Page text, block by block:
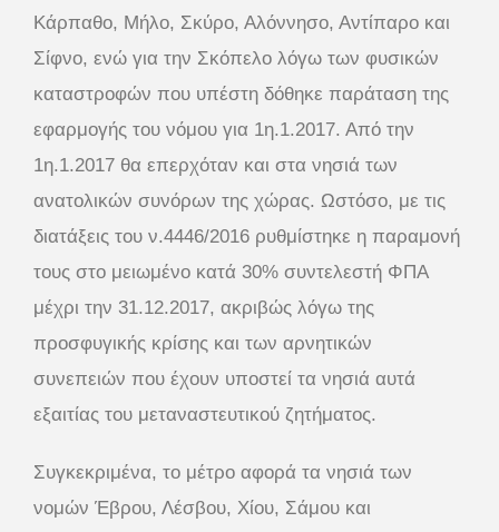
Κάρπαθο, Μήλο, Σκύρο, Αλόννησο, Αντίπαρο και
Σίφνο, ενώ για την Σκόπελο λόγω των φυσικών
καταστροφών που υπέστη δόθηκε παράταση της
εφαρμογής του νόμου για 1η.1.2017. Από την
1η.1.2017 θα επερχόταν και στα νησιά των
ανατολικών συνόρων της χώρας. Ωστόσο, με τις
διατάξεις του ν.4446/2016 ρυθμίστηκε η παραμονή
τους στο μειωμένο κατά 30% συντελεστή ΦΠΑ
μέχρι την 31.12.2017, ακριβώς λόγω της
προσφυγικής κρίσης και των αρνητικών
συνεπειών που έχουν υποστεί τα νησιά αυτά
εξαιτίας του μεταναστευτικού ζητήματος.
Συγκεκριμένα, το μέτρο αφορά τα νησιά των
νομών Έβρου, Λέσβου, Χίου, Σάμου και